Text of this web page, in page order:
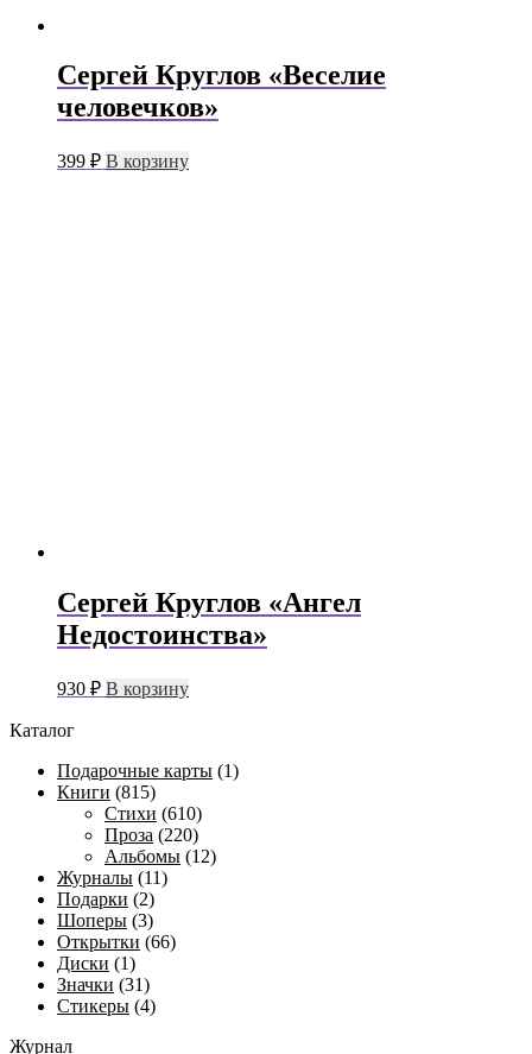
Сергей Круглов «Веселие
человечков»
399 ₽ В корзину
Сергей Круглов «Ангел
Недостоинства»
930 ₽ В корзину
Каталог
Подарочные карты (1)
Книги (815)
Стихи (610)
Проза (220)
Альбомы (12)
Журналы (11)
Подарки (2)
Шоперы (3)
Открытки (66)
Диски (1)
Значки (31)
Стикеры (4)
Журнал